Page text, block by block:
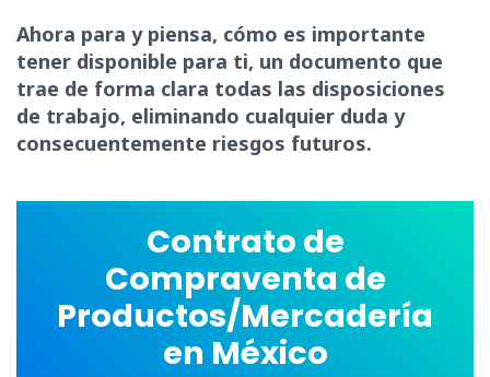
Ahora para y piensa, cómo es importante
tener disponible para ti, un documento que
trae de forma clara todas las disposiciones
de trabajo, eliminando cualquier duda y
consecuentemente riesgos futuros.
Contrato de
Compraventa de
Productos/Mercadería
en México